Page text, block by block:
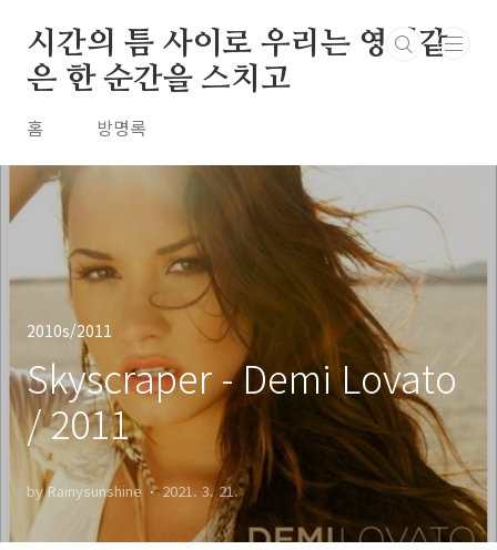
시간의 틈 사이로 우리는 영원같
은 한 순간을 스치고
홈 방명록
2010s/2011
Skyscraper - Demi Lovato
/ 2011
by Rainysunshine 2021. 3. 21.